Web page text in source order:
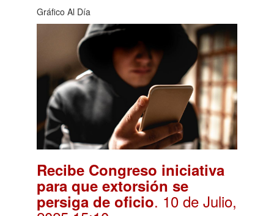
Gráfico Al Día
Recibe Congreso iniciativa
para que extorsión se
persiga de oficio. 10 de Julio,